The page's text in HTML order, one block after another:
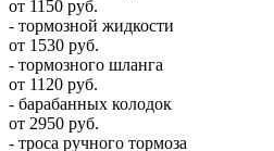
от 1150 руб.
- тормозной жидкости
от 1530 руб.
- тормозного шланга
от 1120 руб.
- барабанных колодок
от 2950 руб.
- троса ручного тормоза